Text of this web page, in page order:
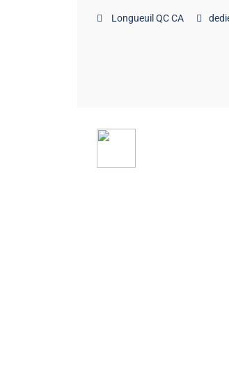
Longueuil QC CA